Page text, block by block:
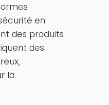
en
des produits
des
la